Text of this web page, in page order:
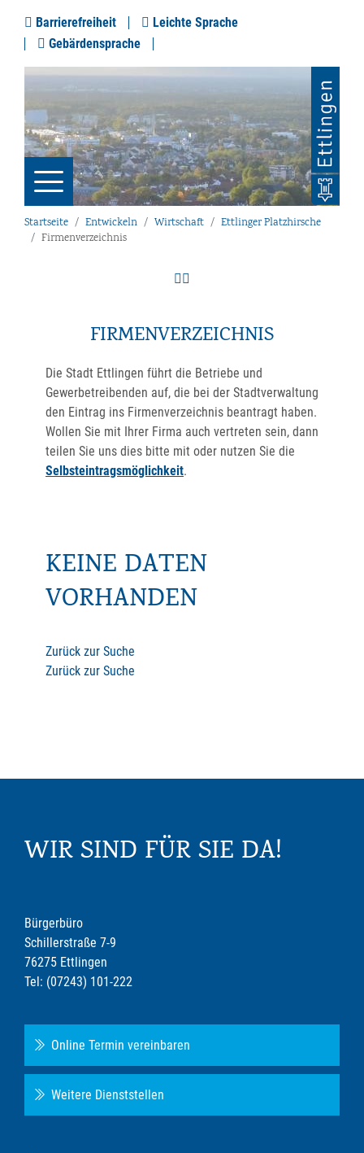
Barrierefreiheit
Leichte Sprache
Gebärdensprache
Startseite Entwickeln Wirtschaft
Ettlinger Platzhirsche
Firmenverzeichnis
FIRMENVERZEICHNIS
Die Stadt Ettlingen führt die Betriebe und
Gewerbetreibenden auf, die bei der Stadtverwaltung
den Eintrag ins Firmenverzeichnis beantragt haben.
Wollen Sie mit Ihrer Firma auch vertreten sein, dann
teilen Sie uns dies bitte mit oder nutzen Sie die
Selbsteintragsmöglichkeit.
KEINE DATEN
VORHANDEN
Zurück zur Suche
Zurück zur Suche
WIR SIND FÜR SIE DA!
Bürgerbüro
Schillerstraße 7-9
76275 Ettlingen
Tel: (07243) 101-222
Online Termin vereinbaren
Weitere Dienststellen